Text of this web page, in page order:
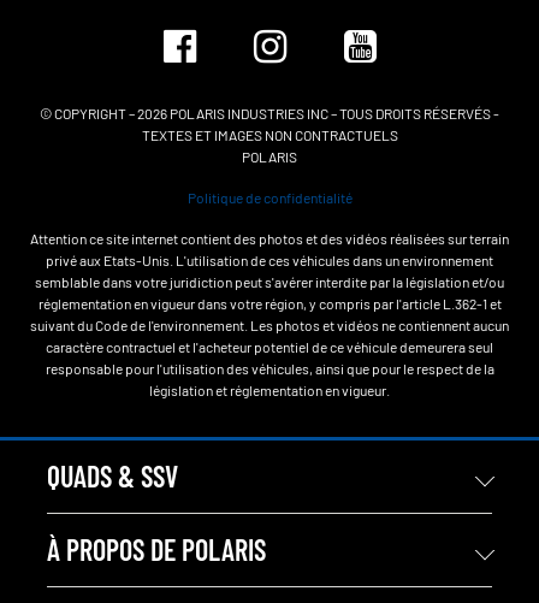
© COPYRIGHT – 2026 POLARIS INDUSTRIES INC – TOUS DROITS RÉSERVÉS -
TEXTES ET IMAGES NON CONTRACTUELS
POLARIS
Politique de confidentialité
Attention ce site internet contient des photos et des vidéos réalisées sur terrain
privé aux Etats-Unis. L'utilisation de ces véhicules dans un environnement
semblable dans votre juridiction peut s'avérer interdite par la législation et/ou
réglementation en vigueur dans votre région, y compris par l'article L.362-1 et
suivant du Code de l'environnement. Les photos et vidéos ne contiennent aucun
caractère contractuel et l'acheteur potentiel de ce véhicule demeurera seul
responsable pour l'utilisation des véhicules, ainsi que pour le respect de la
législation et réglementation en vigueur.
QUADS & SSV
À PROPOS DE POLARIS